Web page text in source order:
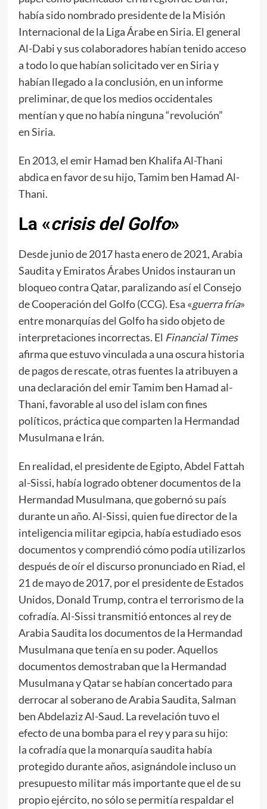
había sido nombrado presidente de la Misión
Internacional de la Liga Árabe en Siria. El general
Al-Dabi y sus colaboradores habían tenido acceso
a todo lo que habían solicitado ver en Siria y
habían llegado a la conclusión, en un informe
preliminar, de que los medios occidentales
mentían y que no había ninguna “revolución”
en Siria.
En 2013, el emir Hamad ben Khalifa Al-Thani
abdica en favor de su hijo, Tamim ben Hamad Al-
Thani.
La «crisis del Golfo»
Desde junio de 2017 hasta enero de 2021, Arabia
Saudita y Emiratos Árabes Unidos instauran un
bloqueo contra Qatar, paralizando así el Consejo
de Cooperación del Golfo (CCG). Esa «guerra fría»
entre monarquías del Golfo ha sido objeto de
interpretaciones incorrectas. El Financial Times
afirma que estuvo vinculada a una oscura historia
de pagos de rescate, otras fuentes la atribuyen a
una declaración del emir Tamim ben Hamad al-
Thani, favorable al uso del islam con fines
políticos, práctica que comparten la Hermandad
Musulmana e Irán.
En realidad, el presidente de Egipto, Abdel Fattah
al-Sissi, había logrado obtener documentos de la
Hermandad Musulmana, que gobernó su país
durante un año. Al-Sissi, quien fue director de la
inteligencia militar egipcia, había estudiado esos
documentos y comprendió cómo podía utilizarlos
después de oír el discurso pronunciado en Riad, el
21 de mayo de 2017, por el presidente de Estados
Unidos, Donald Trump, contra el terrorismo de la
cofradía. Al-Sissi transmitió entonces al rey de
Arabia Saudita los documentos de la Hermandad
Musulmana que tenía en su poder. Aquellos
documentos demostraban que la Hermandad
Musulmana y Qatar se habían concertado para
derrocar al soberano de Arabia Saudita, Salman
ben Abdelaziz Al-Saud. La revelación tuvo el
efecto de una bomba para el rey y para su hijo:
la cofradía que la monarquía saudita había
protegido durante años, asignándole incluso un
presupuesto militar más importante que el de su
propio ejército, no sólo se permitía respaldar el